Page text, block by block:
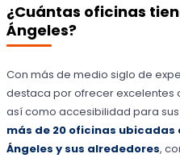
¿Cuántas oficinas
Ángeles?
Con más de medio siglo de
destaca por ofrecer excelentes
así como accesibilidad para
más de 20 oficinas
Ángeles y sus alrededores,